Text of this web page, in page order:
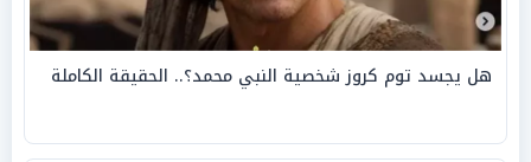
هل يجسد توم كروز شخصية النبي محمد؟.. الحقيقة الكاملة